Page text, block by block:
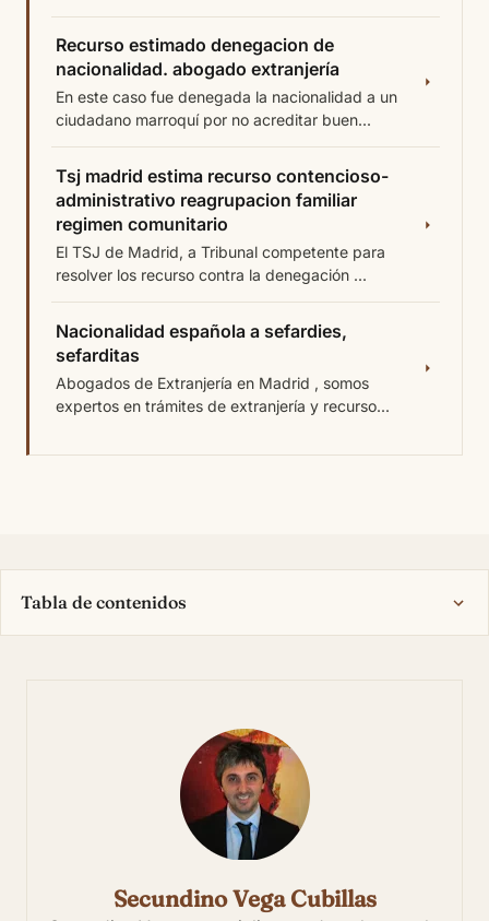
Recurso estimado denegacion de
nacionalidad. abogado extranjería
En este caso fue denegada la nacionalidad a un
ciudadano marroquí por no acreditar buen...
Tsj madrid estima recurso contencioso-
administrativo reagrupacion familiar
regimen comunitario
El TSJ de Madrid, a Tribunal competente para
resolver los recurso contra la denegación ...
Nacionalidad española a sefardies,
sefarditas
Abogados de Extranjería en Madrid , somos
expertos en trámites de extranjería y recurso...
Tabla de contenidos
Secundino Vega Cubillas